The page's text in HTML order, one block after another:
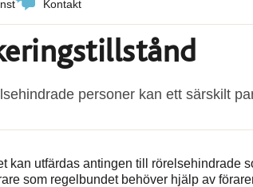
Kontakt
personer kan ett särskilt
kan utfärdas antingen till rörelsehindrade
som regelbundet behöver hjälp av